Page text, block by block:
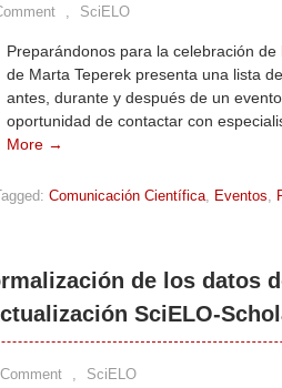
, SciELO
Preparándonos para la celebración
de Marta Teperek presenta una lista
antes, durante y después de un
oportunidad de contactar con
More →
Comunicación Científica, Eventos,
de los datos
SciELO-
, SciELO